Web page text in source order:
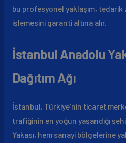
bu profesyonel yaklaşım,
işlemesini garanti altına alır.
İstanbul Anadolu
Dağıtım Ağı
İstanbul, Türkiye’nin ticaret
trafiğinin en yoğun yaşandığı
Yakası, hem sanayi bölgelerine